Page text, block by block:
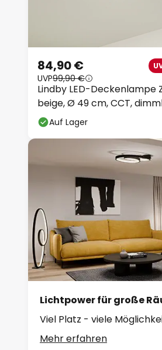
Lindby LED-Deckenlampe
beige, Ø 49 cm, CCT,
84,90 €
UVP99,90 €
Auf Lager
Lichtpower für große
Viel Platz - viele
Mehr erfahren